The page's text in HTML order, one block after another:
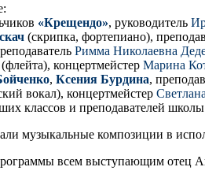
«Крещендо», руководитель
(скрипка, фортепиано),
Римма Николаевна
(флейта), концертмейстер Марина
, Ксения Бурдина,
вокал), концертмейстер
классов и преподавателей школы
музыкальные композиции в
всем выступающим отец